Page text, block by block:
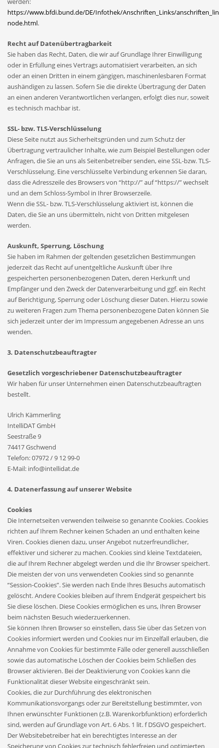
https://www.bfdi.bund.de/DE/Infothek/Anschriften_Links/
node.html.
Recht auf Datenübertragbarkeit
Sie haben das Recht, Daten, die wir auf Grundlage Ihrer Einwilligung
oder in Erfüllung eines Vertrags automatisiert verarbeiten, an sich
oder an einen Dritten in einem gängigen, maschinenlesbaren Format
aushändigen zu lassen. Sofern Sie die direkte Übertragung der Daten
an einen anderen Verantwortlichen verlangen, erfolgt dies nur, soweit
es technisch machbar ist.
SSL- bzw. TLS-Verschlüsselung
Diese Seite nutzt aus Sicherheitsgründen und zum Schutz der
Übertragung vertraulicher Inhalte, wie zum Beispiel Bestellungen oder
Anfragen, die Sie an uns als Seitenbetreiber senden, eine SSL-bzw. TLS-
Verschlüsselung. Eine verschlüsselte Verbindung erkennen Sie daran,
dass die Adresszeile des Browsers von “http://” auf “https://” wechselt
und an dem Schloss-Symbol in Ihrer Browserzeile.
Wenn die SSL- bzw. TLS-Verschlüsselung aktiviert ist, können die
Daten, die Sie an uns übermitteln, nicht von Dritten mitgelesen
werden.
Auskunft, Sperrung, Löschung
Sie haben im Rahmen der geltenden gesetzlichen Bestimmungen
jederzeit das Recht auf unentgeltliche Auskunft über Ihre
gespeicherten personenbezogenen Daten, deren Herkunft und
Empfänger und den Zweck der Datenverarbeitung und ggf. ein Recht
auf Berichtigung, Sperrung oder Löschung dieser Daten. Hierzu sowie
zu weiteren Fragen zum Thema personenbezogene Daten können Sie
sich jederzeit unter der im Impressum angegebenen Adresse an uns
wenden.
3. Datenschutzbeauftragter
Gesetzlich vorgeschriebener Datenschutzbeauftragter
Wir haben für unser Unternehmen einen Datenschutzbeauftragten
bestellt.
Ulrich Kämmerling
IntelliDAT GmbH
Seestraße 9
74417 Gschwend
Telefon: 07972 / 9 12 99-0
E-Mail: info@intellidat.de
4. Datenerfassung auf unserer Website
Cookies
Die Internetseiten verwenden teilweise so genannte Cookies. Cookies
richten auf Ihrem Rechner keinen Schaden an und enthalten keine
Viren. Cookies dienen dazu, unser Angebot nutzerfreundlicher,
effektiver und sicherer zu machen. Cookies sind kleine Textdateien,
die auf Ihrem Rechner abgelegt werden und die Ihr Browser speichert.
Die meisten der von uns verwendeten Cookies sind so genannte
“Session-Cookies”. Sie werden nach Ende Ihres Besuchs automatisch
gelöscht. Andere Cookies bleiben auf Ihrem Endgerät gespeichert bis
Sie diese löschen. Diese Cookies ermöglichen es uns, Ihren Browser
beim nächsten Besuch wiederzuerkennen.
Sie können Ihren Browser so einstellen, dass Sie über das Setzen von
Cookies informiert werden und Cookies nur im Einzelfall erlauben, die
Annahme von Cookies für bestimmte Fälle oder generell ausschließen
sowie das automatische Löschen der Cookies beim Schließen des
Browser aktivieren. Bei der Deaktivierung von Cookies kann die
Funktionalität dieser Website eingeschränkt sein.
Cookies, die zur Durchführung des elektronischen
Kommunikationsvorgangs oder zur Bereitstellung bestimmter, von
Ihnen erwünschter Funktionen (z.B. Warenkorbfunktion) erforderlich
sind, werden auf Grundlage von Art. 6 Abs. 1 lit. f DSGVO gespeichert.
Der Websitebetreiber hat ein berechtigtes Interesse an der
Speicherung von Cookies zur technisch fehlerfreien und optimierten